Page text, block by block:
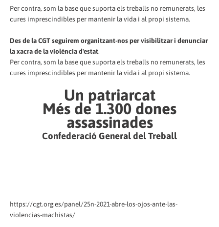
Per contra, som la base que suporta els treballs no remunerats, les
cures imprescindibles per mantenir la vida i al propi sistema.
Des de la CGT seguirem organitzant-nos per visibilitzar i denunciar
la xacra de la violència d'estat.
Per contra, som la base que suporta els treballs no remunerats, les
cures imprescindibles per mantenir la vida i al propi sistema.
Un patriarcat
Més de 1.300 dones
assassinades
Confederació General del Treball
https://cgt.org.es/panel/25n-2021-abre-los-ojos-ante-las-
violencias-machistas/